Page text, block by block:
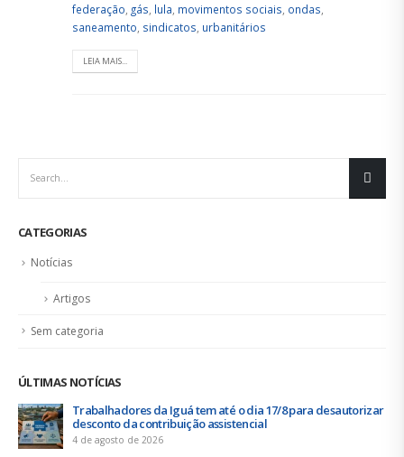
federação gás lula movimentos sociais ondas
saneamento sindicatos urbanitários
LEIA MAIS...
CATEGORIAS
Notícias
Artigos
Sem categoria
ÚLTIMAS NOTÍCIAS
Trabalhadores da Iguá tem até o dia 17/8 para desautorizar
desconto da contribuição assistencial
4 de agosto de 2026